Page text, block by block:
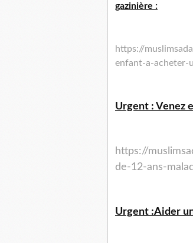
gazinière :
https://
enfant-a-acheter-
Urgent : Venez
https://
de-12-ans-
Urgent :Aider